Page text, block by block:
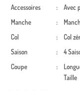
Accessoires
: Avec
Manche
:
Col
:
Col
Saison
:
4
Coupe
:
Taille